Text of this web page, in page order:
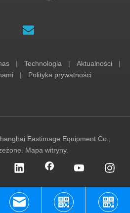
| Technologia | Aktualności
|
| Polityka prywatności
Eastimage Equipment Co.,
Mapa witryny.